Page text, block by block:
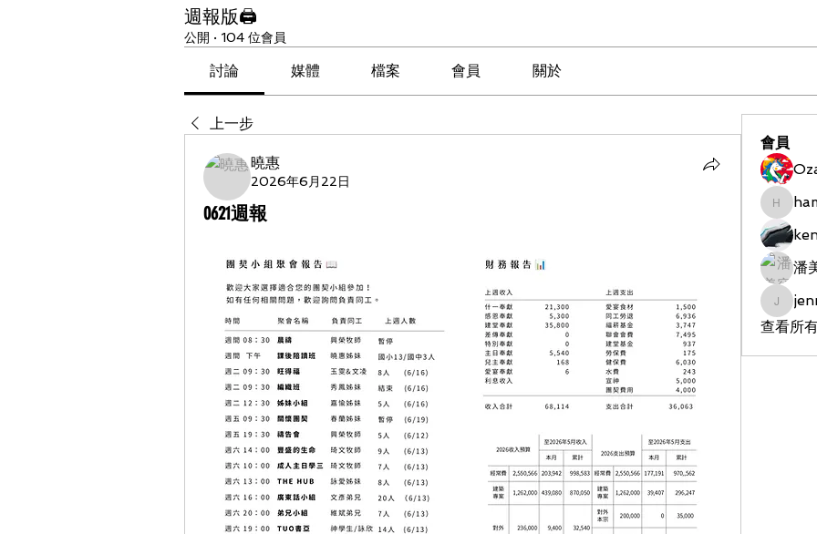
週報版🖨
公開 · 104 位會員
討論 媒體 檔案 會員 關於
上一步
曉惠
2026年6月22日
0621週報
會員
潘
查看所